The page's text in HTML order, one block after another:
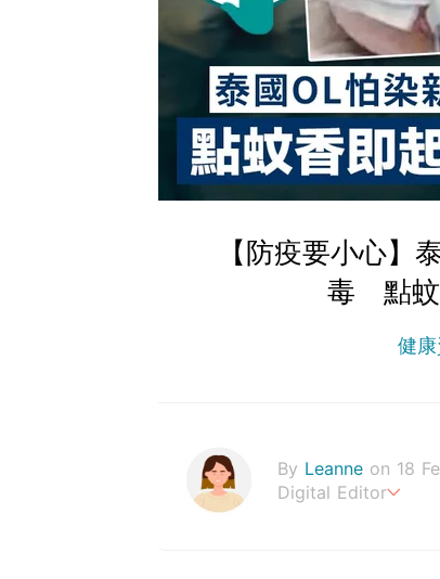
【防疫要小心】
毒 點蚊
健
By Leanne on 18
Digital Editor